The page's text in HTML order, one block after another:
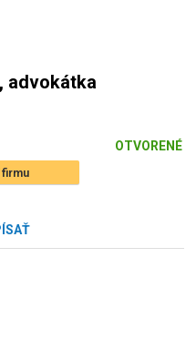
advokátka
OTVORENÉ
firmu